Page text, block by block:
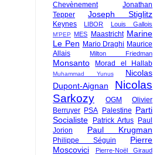
Chevènement
Jonathan
Tepper
Joseph Stiglitz
Keynes LIBOR Louis Gallois
M'PEP MES Maastricht Marine
Le Pen Mario Draghi Maurice
Allais
Milton Friedman
Monsanto Morad el Hallab
Muhammad Yunus
Nicolas
Dupont-Aignan
Nicolas
Sarkozy
OGM
Olivier
Berruyer PSA Palestine Parti
Socialiste
Patrick Artus
Paul
Jorion
Paul Krugman
Philippe Séguin
Pierre
Moscovici
Pierre-Noël Giraud